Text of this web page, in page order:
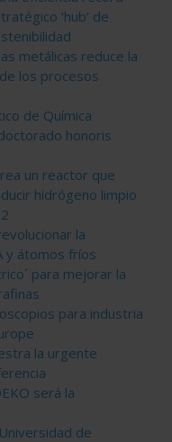
‘hub’ de
metálicas reduce la
los procesos
de Química
honoris
un reactor que
hidrógeno limpio
la
y átomos fríos
para mejorar la
para industria
la urgente
será la
de